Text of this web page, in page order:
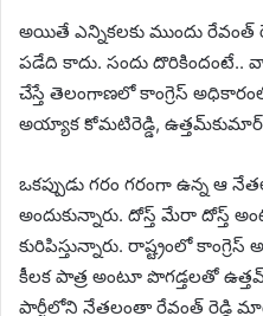
అయితే ఎన్నికలకు ముందు రేవంత్
పడేది కాదు. సందు దొరికిందంటే..
చేస్తే తెలంగాణలో కాంగ్రెస్
అయ్యాక కోమటిరెడ్డి,
ఒకప్పుడు గరం గరంగా ఉన్న ఆ
అందుకున్నారు. దోస్త్ మేరా దోస్త్
కురిపిస్తున్నారు. రాష్ట్రంలో
కీలక పాత్ర అంటూ పొగడ్తలతో
పార్టీలోని నేతలంతా రేవంత్ రెడ్డి